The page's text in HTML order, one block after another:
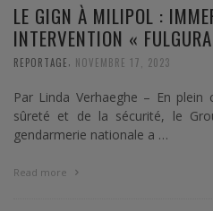
LE GIGN À MILIPOL :
INTERVENTION «
REPORTAGE NOVEMBRE 17, 2023
Par Linda Verhaeghe – En
sûreté et de la sécurité, le
gendarmerie nationale a …
Read more